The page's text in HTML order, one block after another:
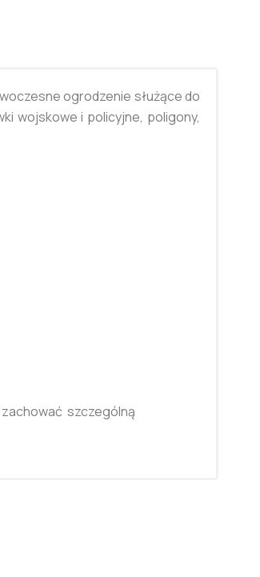
ogrodzenie służące do
wojskowe i policyjne, poligony,
szczególną